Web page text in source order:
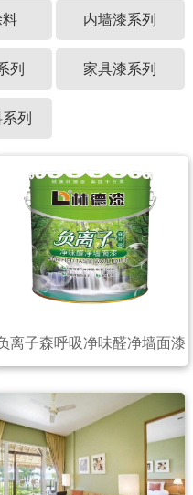
料 内墙漆系列
列 家具漆系列
列
离子森呼吸净味醛净墙面漆